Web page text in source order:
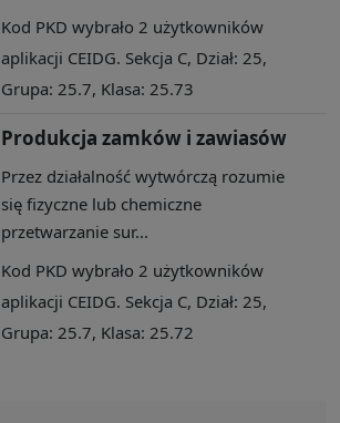
Kod PKD wybrało 2 użytkowników
aplikacji CEIDG. Sekcja C, Dział: 25,
Grupa: 25.7, Klasa: 25.73
Produkcja zamków i zawiasów
Przez działalność wytwórczą rozumie
się fizyczne lub chemiczne
przetwarzanie sur...
Kod PKD wybrało 2 użytkowników
aplikacji CEIDG. Sekcja C, Dział: 25,
Grupa: 25.7, Klasa: 25.72